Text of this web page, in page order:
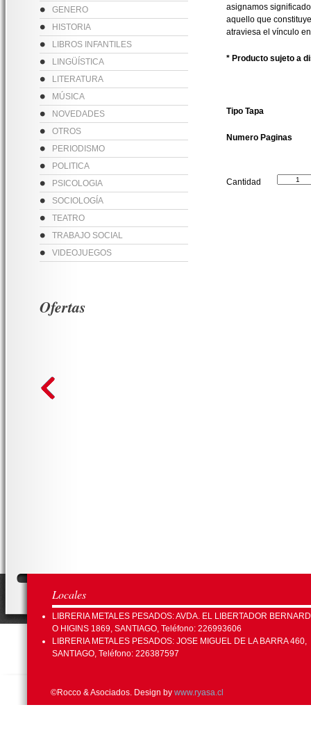
GENERO
HISTORIA
LIBROS INFANTILES
LINGÜÍSTICA
LITERATURA
MÚSICA
NOVEDADES
OTROS
PERIODISMO
POLITICA
PSICOLOGIA
SOCIOLOGÍA
TEATRO
TRABAJO SOCIAL
VIDEOJUEGOS
asignamos
aquello que
atraviesa el vínculo
* Producto sujeto a
Tipo Tapa
Numero Paginas
Cantidad
Ofertas
Locales
LIBRERIA METALES PESADOS: AVDA. EL LIBERTADOR
O HIGINS 1869, SANTIAGO, Teléfono: 226993606
LIBRERIA METALES PESADOS: JOSE MIGUEL DE LA BARRA 460,
SANTIAGO, Teléfono: 226387597
©Rocco & Asociados. Design by www.ryasa.cl